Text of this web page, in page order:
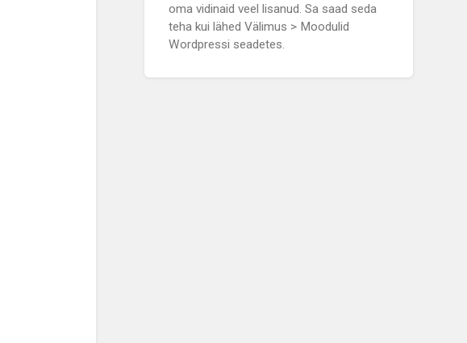
oma vidinaid veel lisanud. Sa saad seda
teha kui lähed Välimus > Moodulid
Wordpressi seadetes.